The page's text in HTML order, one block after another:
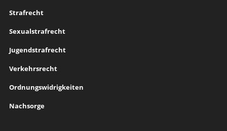
Strafrecht
Sexualstrafrecht
Jugendstrafrecht
Verkehrsrecht
Ordnungswidrigkeiten
Nachsorge